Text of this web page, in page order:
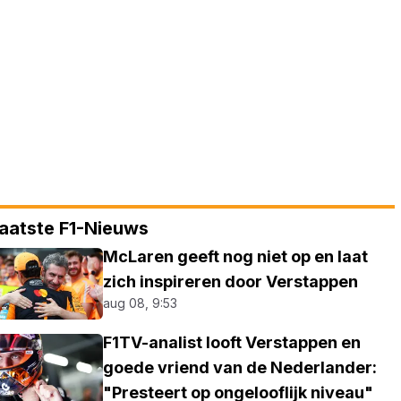
F1-Nieuws
McLaren geeft nog niet op en laat
zich inspireren door Verstappen
aug 08, 9:53
F1TV-analist looft Verstappen en
goede vriend van de Nederlander:
"Presteert op ongelooflijk niveau"